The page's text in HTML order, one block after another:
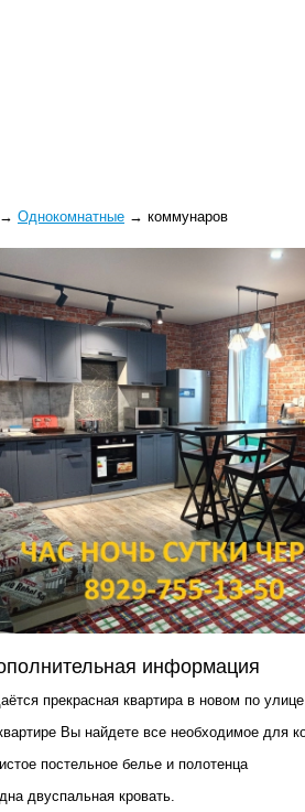
→ Однокомнатные → коммунаров
информация
прекрасная квартира в новом по
Вы найдете все необходимое для
постельное белье и полотенца
двуспальная кровать.